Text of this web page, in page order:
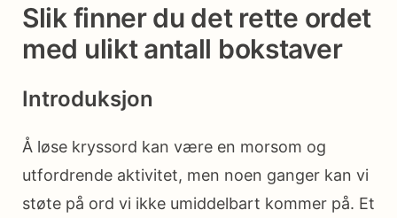
Slik finner du det rette ordet
med ulikt antall bokstaver
Introduksjon
Å løse kryssord kan være en morsom og
utfordrende aktivitet, men noen ganger kan vi
støte på ord vi ikke umiddelbart kommer på. Et